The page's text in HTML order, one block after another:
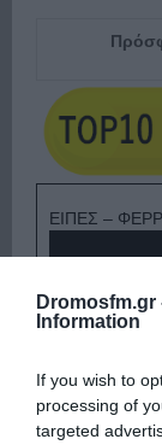
Dromosfm.gr
Information
If you wish to
processing of
targeted
ΕΙΠΕΣ –